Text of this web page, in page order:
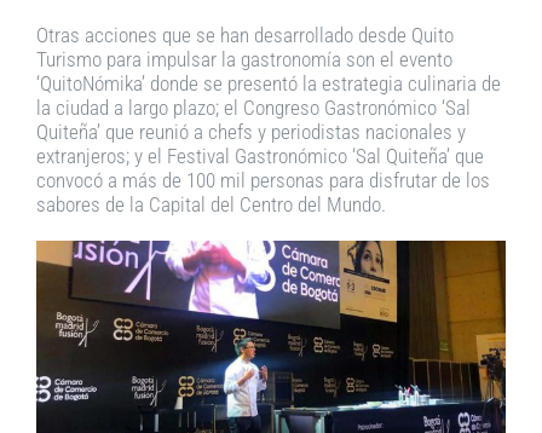
Otras acciones que se han desarrollado desde Quito
Turismo para impulsar la gastronomía son el evento
‘QuitoNómika’ donde se presentó la estrategia culinaria de
la ciudad a largo plazo; el Congreso Gastronómico ‘Sal
Quiteña’ que reunió a chefs y periodistas nacionales y
extranjeros; y el Festival Gastronómico ‘Sal Quiteña’ que
convocó a más de 100 mil personas para disfrutar de los
sabores de la Capital del Centro del Mundo.